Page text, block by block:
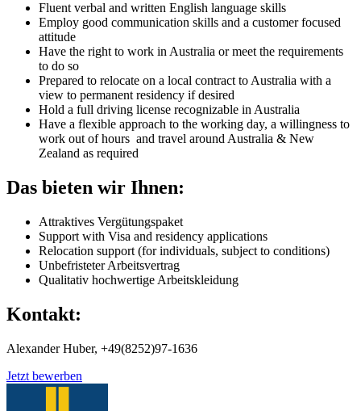
Fluent verbal and written English language skills
Employ good communication skills and a customer focused
attitude
Have the right to work in Australia or meet the requirements
to do so
Prepared to relocate on a local contract to Australia with a
view to permanent residency if desired
Hold a full driving license recognizable in Australia
Have a flexible approach to the working day, a willingness to
work out of hours and travel around Australia & New
Zealand as required
Das bieten wir Ihnen:
Attraktives Vergütungspaket
Support with Visa and residency applications
Relocation support (for individuals, subject to conditions)
Unbefristeter Arbeitsvertrag
Qualitativ hochwertige Arbeitskleidung
Kontakt:
Alexander Huber, +49(8252)97-1636
Jetzt bewerben